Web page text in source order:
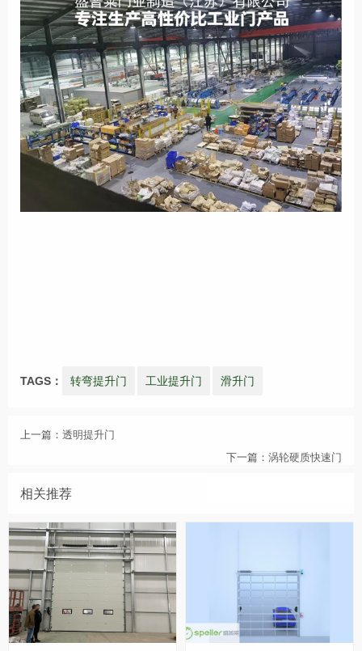
TAGS： 转弯提升门 工业提升门 滑升门
上一篇： 透明提升门
下一篇： 涡轮硬质快速门
相关推荐